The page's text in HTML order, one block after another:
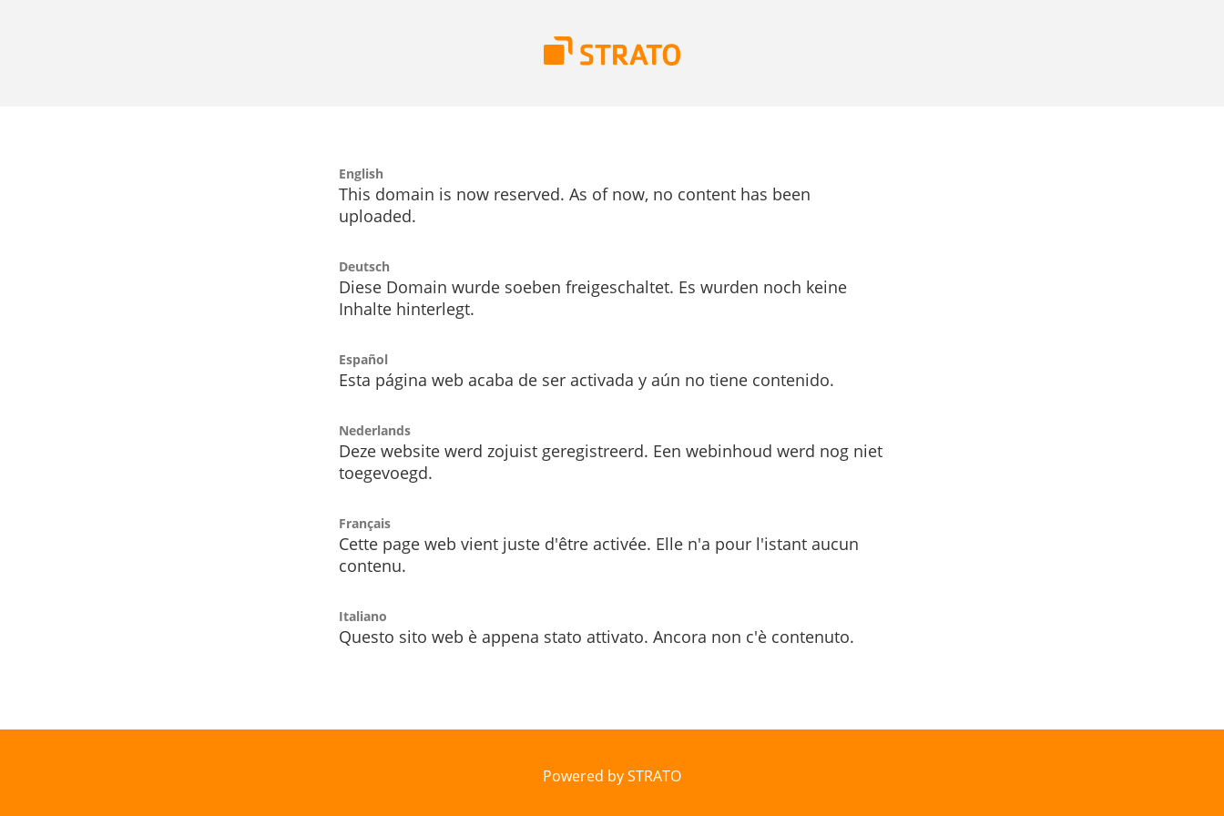
English
This domain is now reserved. As of now, no content has been
uploaded.
Deutsch
Diese Domain wurde soeben freigeschaltet. Es wurden noch keine
Inhalte hinterlegt.
Español
Esta página web acaba de ser activada y aún no tiene contenido.
Nederlands
Deze website werd zojuist geregistreerd. Een webinhoud werd nog niet
toegevoegd.
Français
Cette page web vient juste d'être activée. Elle n'a pour l'istant aucun
contenu.
Italiano
Questo sito web è appena stato attivato. Ancora non c'è contenuto.
Powered by STRATO